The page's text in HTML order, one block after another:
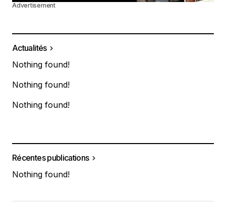
Advertisement
Actualités
Nothing found!
Nothing found!
Nothing found!
Récentes publications
Nothing found!